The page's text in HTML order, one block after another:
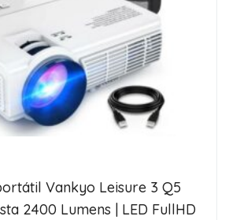
Vankyo Leisure 3 Q5
2400 Lumens | LED FullHD